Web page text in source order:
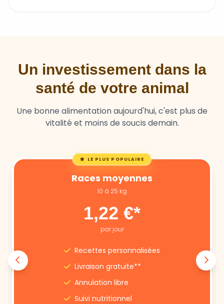
Un investissement dans la
santé de votre animal
Une bonne alimentation aujourd'hui, c'est plus de
vitalité et moins de soucis demain.
LE PLUS POPULAIRE
Races moyennes
10 à 25 kg
1,22 €*
par jour
Recettes personnalisées
Livraison gratuite**
Annulation libre
Suivi nutritionnel